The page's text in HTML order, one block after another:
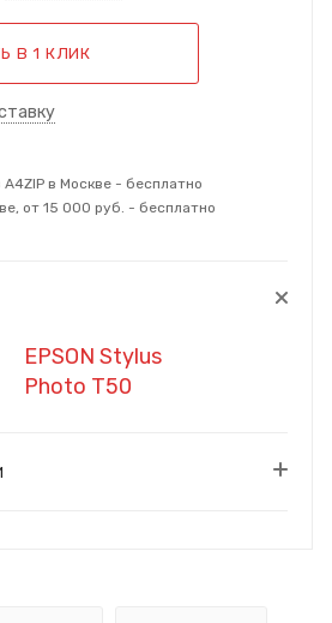
В 1 КЛИК
в Москве - бесплатно
от 15 000 руб. - бесплатно
EPSON Stylus
Photo T50